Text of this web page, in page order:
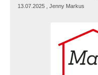
13.07.2025 , Jenny Markus